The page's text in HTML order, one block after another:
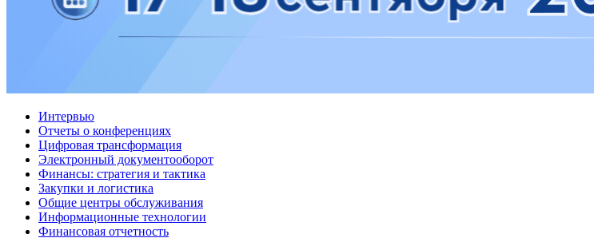
Интервью
Отчеты о конференциях
Цифровая трансформация
Электронный документооборот
Финансы: стратегия и тактика
Закупки и логистика
Общие центры обслуживания
Информационные технологии
Финансовая отчетность